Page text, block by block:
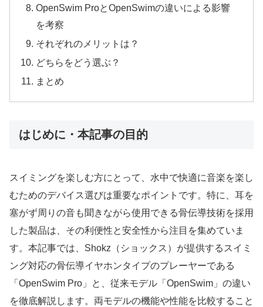
OpenSwim ProとOpenSwimの違いによる影響
を考察
それぞれのメリットは？
どちらをどう選ぶ？
まとめ
はじめに・本記事の目的
スイミングを楽しむ方にとって、水中で快適に音楽を楽し
むためのデバイス選びは重要なポイントです。特に、耳を
塞がず周りの音も聞きながら使用できる骨伝導技術を採用
した製品は、その利便性と安全性から注目を集めていま
す。本記事では、Shokz（ショックス）が提供するスイミ
ング対応の骨伝導イヤホンタイプのプレーヤーである
「OpenSwim Pro」と、従来モデル「OpenSwim」の違い
を徹底解説します。両モデルの機能や性能を比較すること